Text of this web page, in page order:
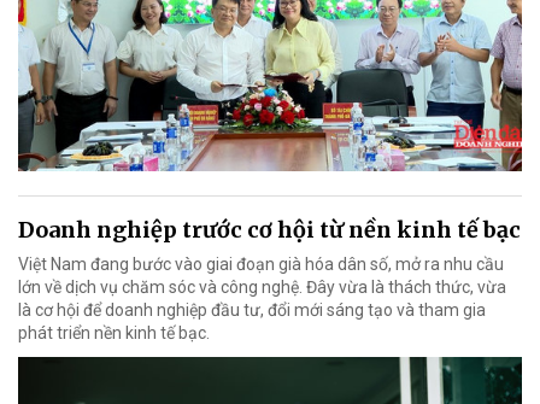
Doanh nghiệp trước cơ hội từ nền kinh tế bạc
Việt Nam đang bước vào giai đoạn già hóa dân số, mở ra nhu cầu
lớn về dịch vụ chăm sóc và công nghệ. Đây vừa là thách thức, vừa
là cơ hội để doanh nghiệp đầu tư, đổi mới sáng tạo và tham gia
phát triển nền kinh tế bạc.